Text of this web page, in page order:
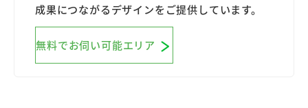
成果につながるデザインをご提供しています。
無料でお伺い可能エリア